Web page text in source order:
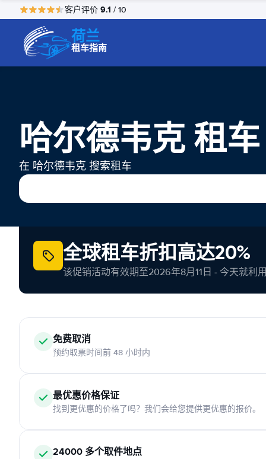
客户评价 9.1 / 10
荷兰
租车指南
哈尔德韦克 租车
在 哈尔德韦克 搜索租车
全球租车折扣高达20%
该促销活动有效期至2026年8月11日 - 今天就利用
免费取消
预约取票时间前 48 小时内
最优惠价格保证
找到更优惠的价格了吗？我们会给您提供更优惠的报价。
24000 多个取件地点